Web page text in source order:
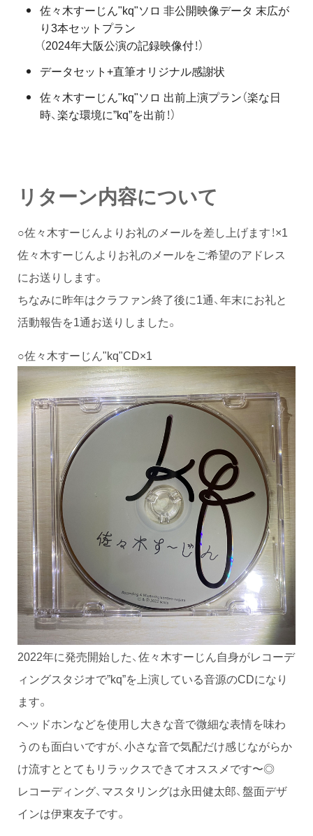
佐々木すーじん"kq"ソロ 非公開映像データ 末広が
り3本セットプラン
（2024年大阪公演の記録映像付！）
データセット+直筆オリジナル感謝状
佐々木すーじん"kq"ソロ 出前上演プラン（楽な日
時、楽な環境に”kq”を出前！）
リターン内容について
○佐々木すーじんよりお礼のメールを差し上げます！×1
佐々木すーじんよりお礼のメールをご希望のアドレス
にお送りします。
ちなみに昨年はクラファン終了後に1通、年末にお礼と
活動報告を1通お送りしました。
○佐々木すーじん"kq"CD×1
2022年に発売開始した、佐々木すーじん自身がレコーデ
ィングスタジオで”kq”を上演している音源のCDになり
ます。
ヘッドホンなどを使用し大きな音で微細な表情を味わ
うのも面白いですが、小さな音で気配だけ感じながらか
け流すととてもリラックスできてオススメです〜◎
レコーディング、マスタリングは永田健太郎、盤面デザ
インは伊東友子です。